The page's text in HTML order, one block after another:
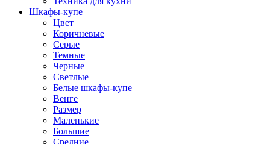
Шкафы-купе
Цвет
Коричневые
Серые
Темные
Черные
Светлые
Белые шкафы-купе
Венге
Размер
Маленькие
Большие
Средние